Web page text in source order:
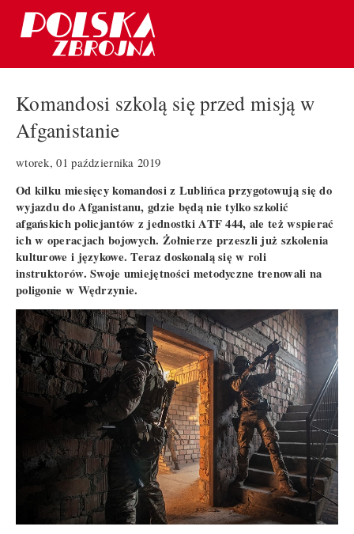
Komandosi szkolą się przed misją w
Afganistanie
wtorek, 01 października 2019
Od kilku miesięcy komandosi z Lublińca przygotowują się do
wyjazdu do Afganistanu, gdzie będą nie tylko szkolić
afgańskich policjantów z jednostki ATF 444, ale też wspierać
ich w operacjach bojowych. Żołnierze przeszli już szkolenia
kulturowe i językowe. Teraz doskonalą się w roli
instruktorów. Swoje umiejętności metodyczne trenowali na
poligonie w Wędrzynie.